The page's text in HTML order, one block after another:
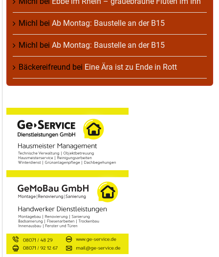
Michl bei Ab Montag: Baustelle an der B15
Michl bei Ab Montag: Baustelle an der B15
Bäckereifreund bei Eine Ära ist zu Ende in Rott